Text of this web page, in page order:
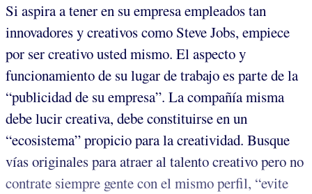
Si aspira a tener en su empresa empleados tan
innovadores y creativos como Steve Jobs, empiece
por ser creativo usted mismo. El aspecto y
funcionamiento de su lugar de trabajo es parte de la
“publicidad de su empresa”. La compañía misma
debe lucir creativa, debe constituirse en un
“ecosistema” propicio para la creatividad. Busque
vías originales para atraer al talento creativo pero no
contrate siempre gente con el mismo perfil, “evite